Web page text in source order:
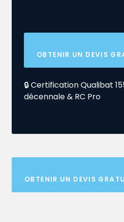
OBTENIR UN DEVIS
🔒 Certification Qualibat
décennale & RC Pro
OBTENIR UN DEVIS